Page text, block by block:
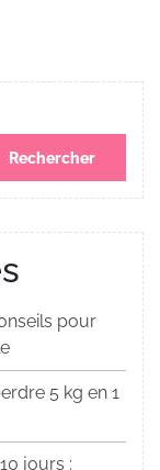
Rechercher
pour
5 kg en 1
jours :